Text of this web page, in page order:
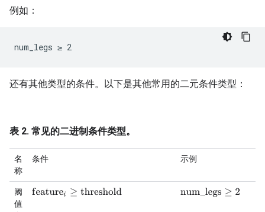
例如：
num_legs ≥ 2
还有其他类型的条件。以下是其他常用的二元条件类型：
表 2. 常见的二进制条件类型。
名
称
条件 示例
阈
值
featurei≥ hr eshold num_legs≥ 2